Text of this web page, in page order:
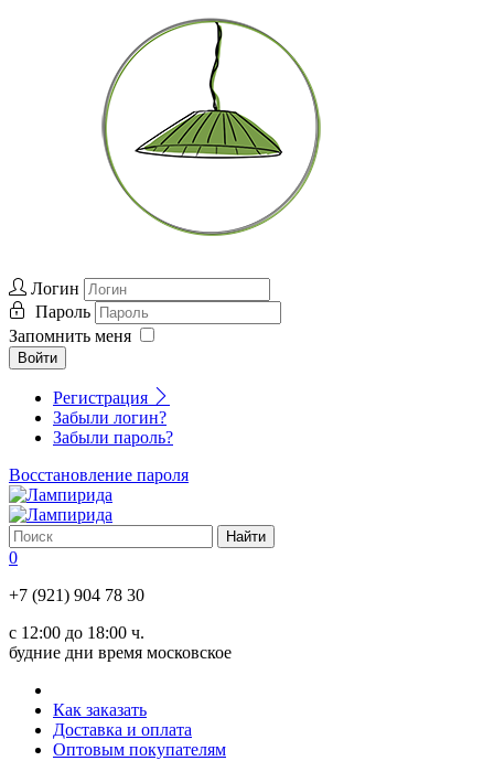
Логин
Пароль
Запомнить меня
Войти
Регистрация
Забыли логин?
Забыли пароль?
Восстановление пароля
0
+7 (921) 904 78 30
с 12:00 до 18:00 ч.
будние дни время московское
Как заказать
Доставка и оплата
Оптовым покупателям